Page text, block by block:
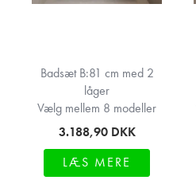
Badsæt B:81 cm med 2
låger
Vælg mellem 8 modeller
3.188,90 DKK
LÆS MERE